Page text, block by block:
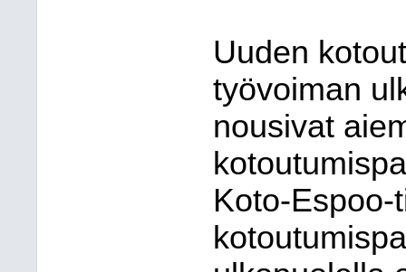
Uuden
työvoiman
nousivat
Koto-Espoo-